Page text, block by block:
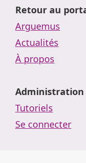
Retour au
Arguemus
Actualités
À propos
Administration
Tutoriels
Se connecter